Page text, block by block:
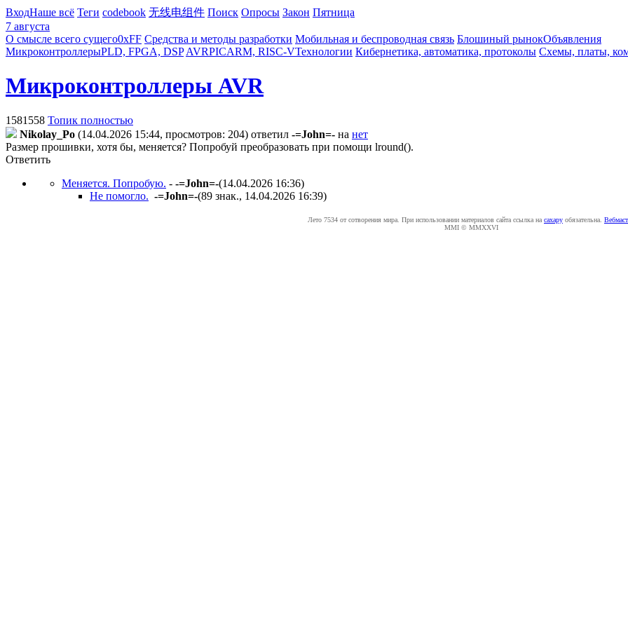
ВходНаше всё Теги codebook 无线电组件 Поиск Опросы Закон Пятница
7 августа
О смысле всего сущего0xFF Средства и методы разработки Мобильная и беспроводная связь Блошиный рынокОбъявления
МикроконтроллерыPLD, FPGA, DSP AVRPICARM, RISC-VТехнологии Кибернетика, автоматика, протоколы Схемы, платы,
Микроконтроллеры AVR
1581558 Топик полностью
Nikolay_Po (14.04.2026 15:44, просмотров: 204) ответил -=John=- на нет
Размер прошивки, хотя бы, меняется? Попробуй преобразовать при помощи lround().
Ответить
Меняется. Попробую. - -=John=-(14.04.2026 16:36)
Не помогло. -=John=-(89 знак., 14.04.2026 16:39)
Лето 7534 от сотворения мира. При использовании материалов сайта ссылка на caxapу обязательна.
MMI © MMXXVI